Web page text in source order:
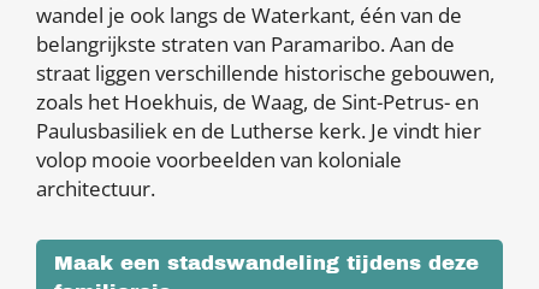
wandel je ook langs de Waterkant, één van de
belangrijkste straten van Paramaribo. Aan de
straat liggen verschillende historische gebouwen,
zoals het Hoekhuis, de Waag, de Sint-Petrus- en
Paulusbasiliek en de Lutherse kerk. Je vindt hier
volop mooie voorbeelden van koloniale
architectuur.
Maak een stadswandeling tijdens deze